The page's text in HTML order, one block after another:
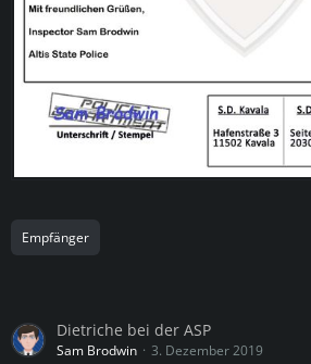
Empfänger
Dietriche bei der ASP
Sam Brodwin 3. Dezember 2019